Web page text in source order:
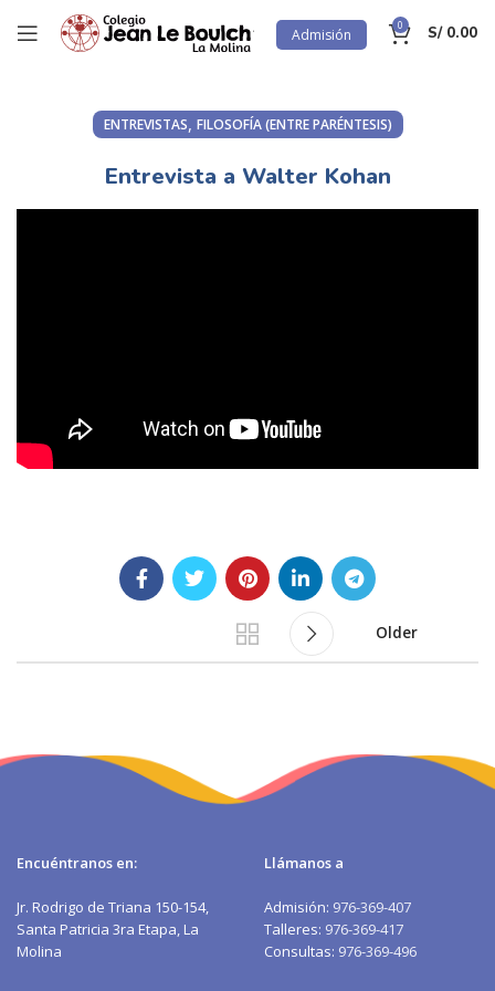
Admisión
0 S/0.00
ENTREVISTAS, FILOSOFÍA (ENTRE PARÉNTESIS)
Entrevista a Walter Kohan
Older
Encuéntranos en:
Jr. Rodrigo de Triana 150-154,
Santa Patricia 3ra Etapa, La
Molina
Llámanos a
Admisión: 976-369-407
Talleres: 976-369-417
Consultas: 976-369-496